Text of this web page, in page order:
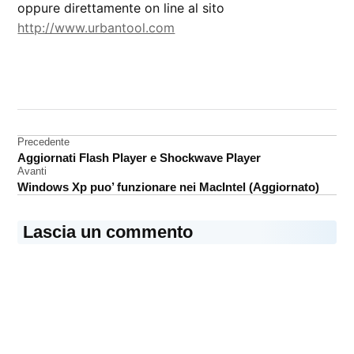
oppure direttamente on line al sito
http://www.urbantool.com
Navigazione
articoli
Precedente
Aggiornati Flash Player e Shockwave Player
Avanti
Windows Xp puo’ funzionare nei MacIntel (Aggiornato)
Lascia un commento